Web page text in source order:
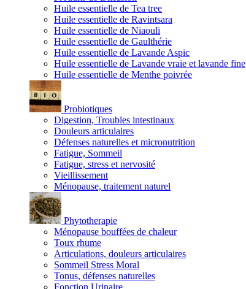
Huile essentielle de Tea tree
Huile essentielle de Ravintsara
Huile essentielle de Niaouli
Huile essentielle de Gaulthérie
Huile essentielle de Lavande Aspic
Huile essentielle de Lavande vraie et lavande fine
Huile essentielle de Menthe poivrée
Probiotiques
Digestion, Troubles intestinaux
Douleurs articulaires
Défenses naturelles et micronutrition
Fatigue, Sommeil
Fatigue, stress et nervosité
Vieillissement
Ménopause, traitement naturel
Phytotherapie
Ménopause bouffées de chaleur
Toux rhume
Articulations, douleurs articulaires
Sommeil Stress Moral
Tonus, défenses naturelles
Fonction Urinaire